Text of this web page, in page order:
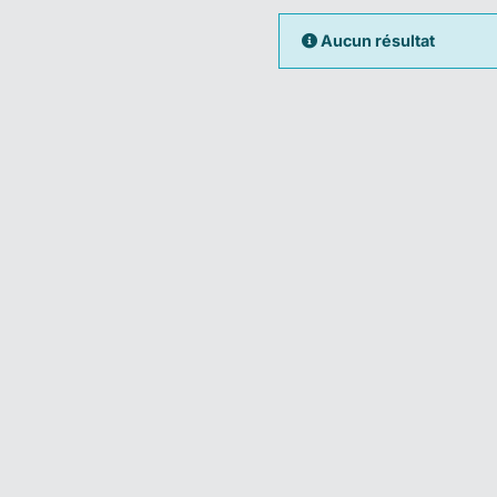
Aucun résultat